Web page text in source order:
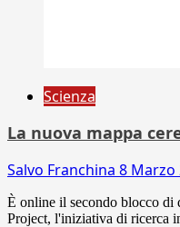
Scienza
La nuova mappa
Salvo Franchina 8 Marzo
È online il secondo blocco di
Project, l'iniziativa di ricerca